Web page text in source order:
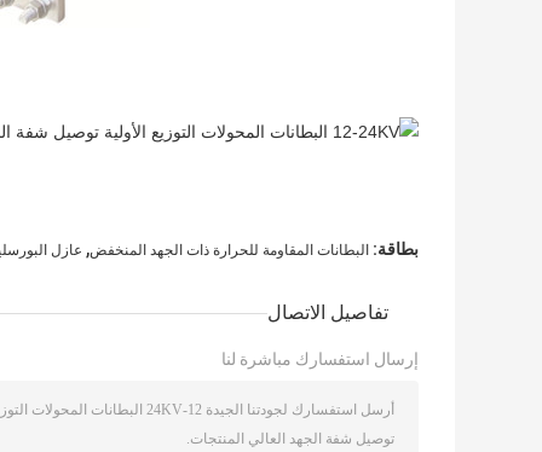
بطاقة: البطانات المقاومة للحرارة ذات الجهد المنخفض, عازل
تفاصيل الاتصال
إرسال استفسارك مباشرة لنا